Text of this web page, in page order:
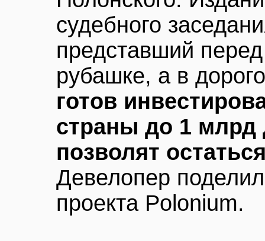
судебного
представший
рубашке, а в
готов
страны до 1 млрд
позволят
Девелопер
проекта Polonium.